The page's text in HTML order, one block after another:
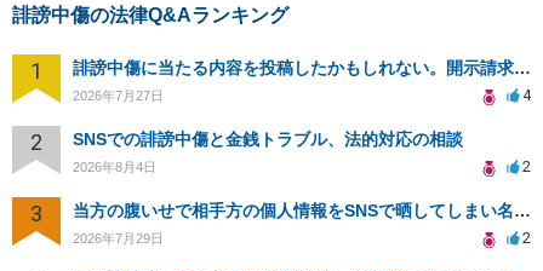
誹謗中傷の法律Q&Aランキング
1 誹謗中傷に当たる内容を投稿したかもしれない。開示請求や民事刑事裁判に発展しうるのか教えて欲しい。
2026年7月27日 4
2 SNSでの誹謗中傷と金銭トラブル、法的対応の相談
2026年8月4日 2
3 当方の腹いせで相手方の個人情報をSNSで晒してしまい名誉毀損させてしまったかもしれない
2026年7月29日 2